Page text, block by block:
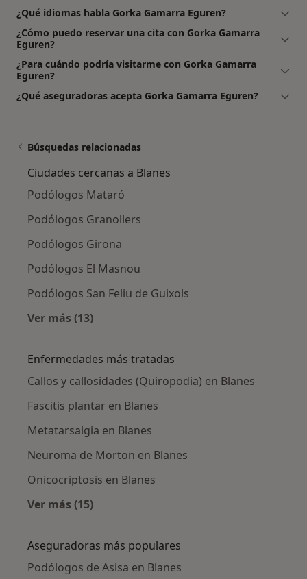
¿Qué idiomas habla Gorka Gamarra Eguren?
¿Cómo puedo reservar una cita con Gorka Gamarra
Eguren?
¿Para cuándo podría visitarme con Gorka Gamarra
Eguren?
¿Qué aseguradoras acepta Gorka Gamarra Eguren?
Búsquedas relacionadas
Ciudades cercanas a Blanes
Podólogos Mataró
Podólogos Granollers
Podólogos Girona
Podólogos El Masnou
Podólogos San Feliu de Guixols
Ver más (13)
Enfermedades más tratadas
Callos y callosidades (Quiropodia) en Blanes
Fascitis plantar en Blanes
Metatarsalgia en Blanes
Neuroma de Morton en Blanes
Onicocriptosis en Blanes
Ver más (15)
Aseguradoras más populares
Podólogos de Asisa en Blanes